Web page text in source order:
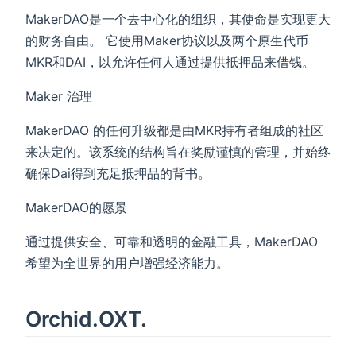
MakerDAO是一个去中心化的组织，其使命是实现更大
的财务自由。 它使用Maker协议以及两个原生代币
MKR和DAI，以允许任何人通过提供抵押品来借钱。
Maker 治理
MakerDAO 的任何升级都是由MKR持有者组成的社区
来决定的。该系统的结构旨在奖励谨慎的管理，并始终
确保Dai得到充足抵押品的背书。
MakerDAO的愿景
通过提供安全、可靠和透明的金融工具，MakerDAO
希望为全世界的用户增强经济能力。
Orchid.OXT.